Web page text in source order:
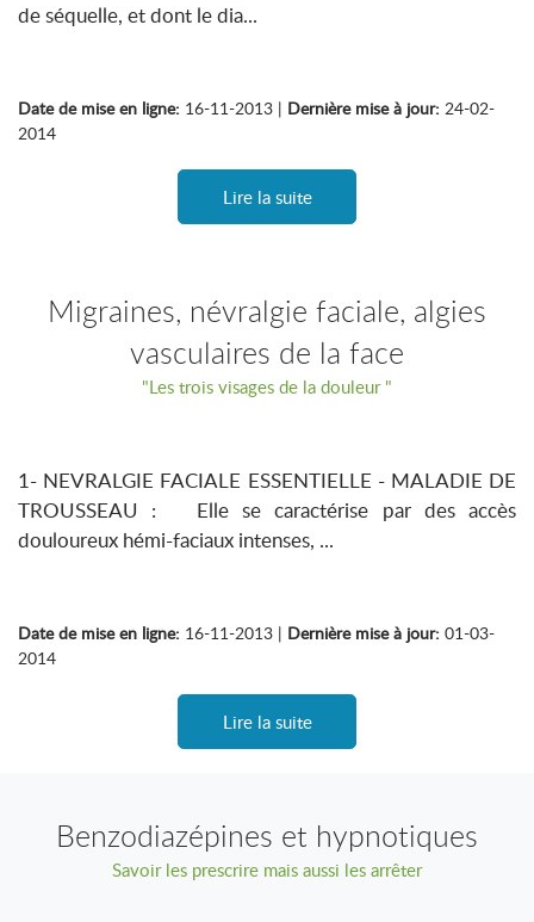
de séquelle, et dont le dia...
Date de mise en ligne: 16-11-2013 | Dernière mise à jour: 24-02-
2014
Lire la suite
Migraines, névralgie faciale, algies
vasculaires de la face
"Les trois visages de la douleur "
1- NEVRALGIE FACIALE ESSENTIELLE - MALADIE DE
TROUSSEAU : Elle se caractérise par des accès
douloureux hémi-faciaux intenses, ...
Date de mise en ligne: 16-11-2013 | Dernière mise à jour: 01-03-
2014
Lire la suite
Benzodiazépines et hypnotiques
Savoir les prescrire mais aussi les arrêter